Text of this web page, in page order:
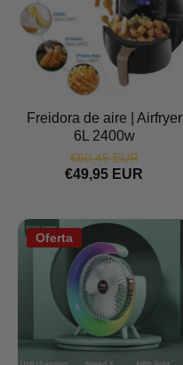
Freidora de aire | Airfryer
6L 2400w
€60,45 EUR
€49,95 EUR
Oferta